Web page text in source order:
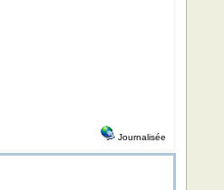
Journalisée